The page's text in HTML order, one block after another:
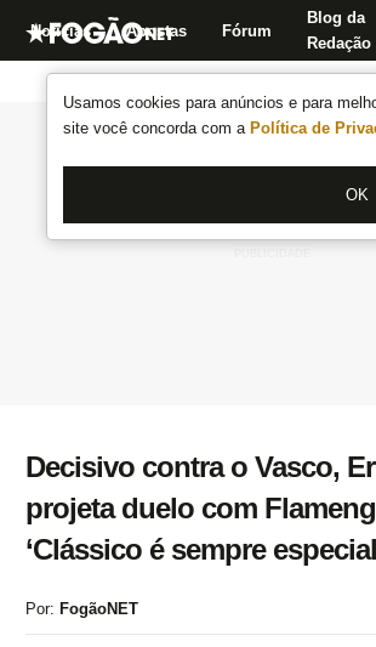
Usamos cookies para anúncios e para
site você concorda com a Política de
OK
Notícias Apostas Fórum
Blog da
Redação
Decisivo contra o Vasco,
projeta duelo com
‘Clássico é sempre
Por: FogãoNET